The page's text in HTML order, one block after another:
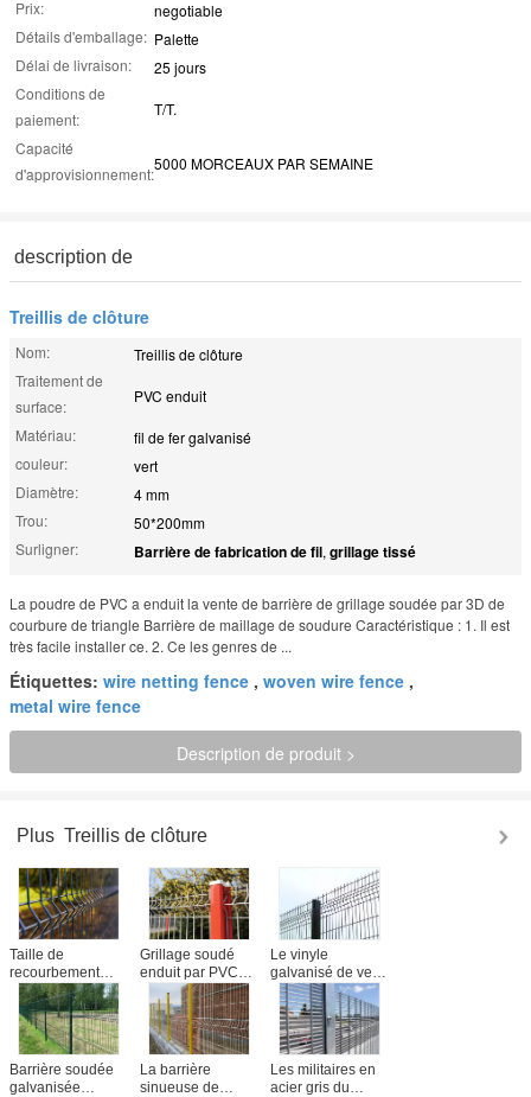
Prix:
negotiable
Détails d'emballage: Palette
Délai de livraison:
25 jours
Conditions de
paiement:
T/T.
Capacité
d'approvisionnement:
5000 MORCEAUX PAR SEMAINE
description de
Treillis de clôture
Nom:
Treillis de clôture
Traitement de
surface:
PVC enduit
Matériau:
fil de fer galvanisé
couleur:
vert
Diamètre:
4 mm
Trou:
50*200mm
Surligner:
Barrière de fabrication de fil, grillage tissé
La poudre de PVC a enduit la vente de barrière de grillage soudée par 3D de
courbure de triangle Barrière de maillage de soudure Caractéristique : 1. Il est
très facile installer ce. 2. Ce les genres de ...
Étiquettes: wire netting fence , woven wire fence ,
metal wire fence
Description de produit >
Plus Treillis de clôture
Taille de
recourbement
triangulaire
enduite en
plastique de la
sécurité 5X10 cm
de grillage de
barrière de jardin
Grillage soudé
enduit par PVC
extérieur de
sécurité clôturant
pour le muret
Le vinyle
galvanisé de vert
de barrière de
jardin de grillage
soudé par fer a
enduit la largeur
de 1800mm
Barrière soudée
galvanisée
La barrière
sinueuse de
Les militaires en
acier gris du